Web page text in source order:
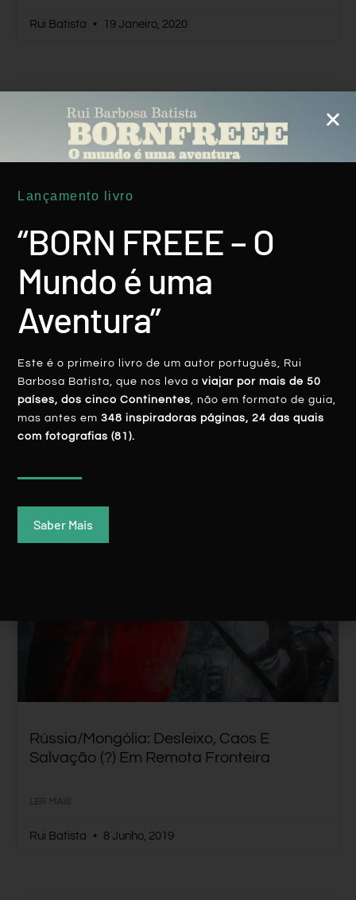
Rui Batista 19 Janeiro, 2020
Filipinas: Balinsasayao E Danao, Os
LER MAIS
Rui Batista 21 Setembro, 2019
Rússia/Mongólia: Desleixo, Caos E
Salvação (?) Em Remota Fronteira
LER MAIS
Rui Batista 8 Junho, 2019
Lançamento livro
“BORN FREEE – O
Mundo é uma
Aventura”
Este é o primeiro livro de um autor português, Rui
Barbosa Batista, que nos leva aviajar por mais de 50
países, dos cinco Continentes, não em formato de guia,
mas antes em348 inspiradoras páginas, 24 das quais
com fotografias (81).
Saber Mais